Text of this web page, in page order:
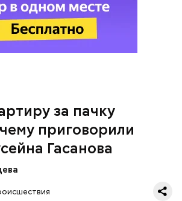
за пачку
приговорили
Гасанова
что в период с 2019 по 2021
от уплаты налогов на более
рублей. Эти деньги он якобы
родственниками и